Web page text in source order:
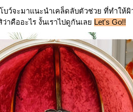
บว์จะมาแนะนำเคล็ดลับตัวช่วย ที่ทำให้
คืออะไร งั้นเราไปดูกันเลย Let's Go!!